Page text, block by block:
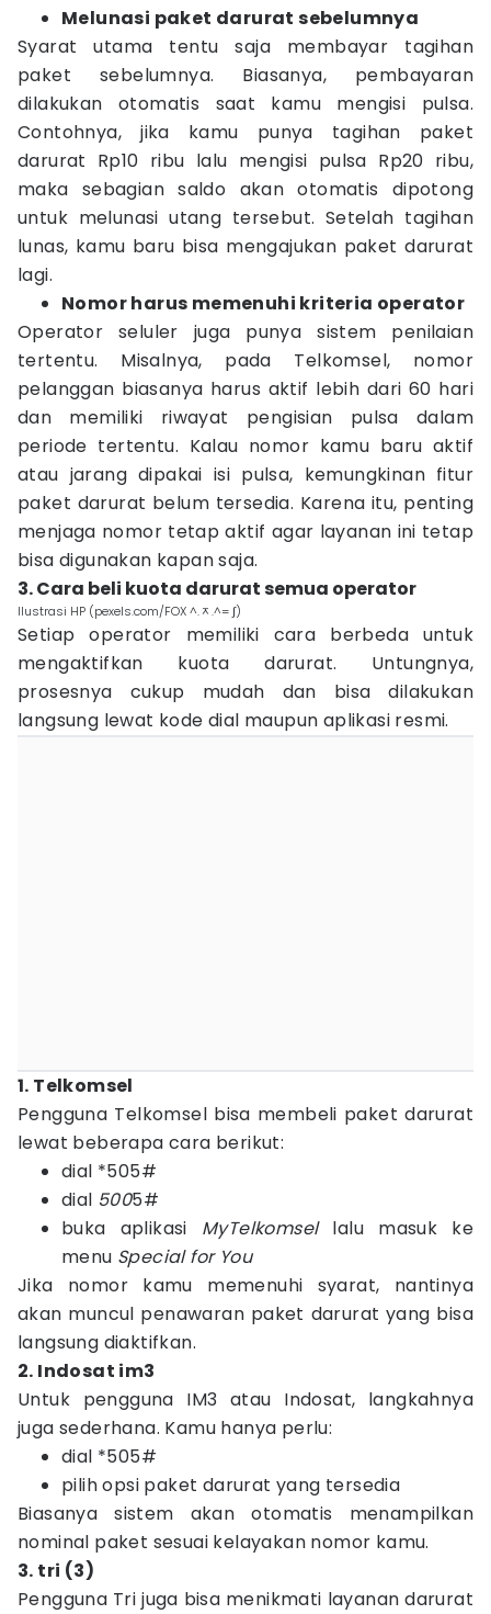
Melunasi paket darurat sebelumnya
Syarat utama tentu saja membayar tagihan
paket sebelumnya. Biasanya, pembayaran
dilakukan otomatis saat kamu mengisi pulsa.
Contohnya, jika kamu punya tagihan paket
darurat Rp10 ribu lalu mengisi pulsa Rp20 ribu,
maka sebagian saldo akan otomatis dipotong
untuk melunasi utang tersebut. Setelah tagihan
lunas, kamu baru bisa mengajukan paket darurat
lagi.
Nomor harus memenuhi kriteria operator
Operator seluler juga punya sistem penilaian
tertentu. Misalnya, pada Telkomsel, nomor
pelanggan biasanya harus aktif lebih dari 60 hari
dan memiliki riwayat pengisian pulsa dalam
periode tertentu. Kalau nomor kamu baru aktif
atau jarang dipakai isi pulsa, kemungkinan fitur
paket darurat belum tersedia. Karena itu, penting
menjaga nomor tetap aktif agar layanan ini tetap
bisa digunakan kapan saja.
3. Cara beli kuota darurat semua operator
Ilustrasi HP (pexels.com/FOX ^.ᆽ.^= ∫)
Setiap operator memiliki cara berbeda untuk
mengaktifkan kuota darurat. Untungnya,
prosesnya cukup mudah dan bisa dilakukan
langsung lewat kode dial maupun aplikasi resmi.
1. Telkomsel
Pengguna Telkomsel bisa membeli paket darurat
lewat beberapa cara berikut:
dial *505#
dial 5005#
buka aplikasi MyTelkomsellalu masuk ke
menu Special for You
Jika nomor kamu memenuhi syarat, nantinya
akan muncul penawaran paket darurat yang bisa
langsung diaktifkan.
2. Indosat im3
Untuk pengguna IM3 atau Indosat, langkahnya
juga sederhana. Kamu hanya perlu:
dial *505#
pilih opsi paket darurat yang tersedia
Biasanya sistem akan otomatis menampilkan
nominal paket sesuai kelayakan nomor kamu.
3. tri (3)
Pengguna Tri juga bisa menikmati layanan darurat